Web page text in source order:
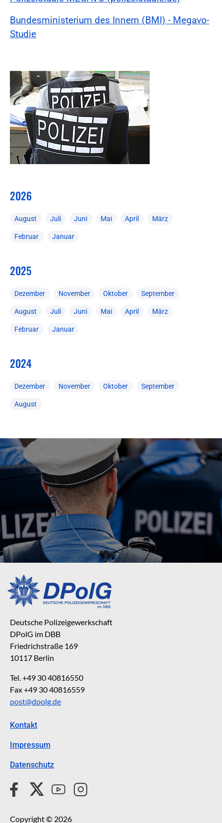
Bundesministerium des Innern (BMI) - Megavo-
Studie
2026
August Juli Juni Mai April März
Februar Januar
2025
Dezember November Oktober September
August Juli Juni Mai April März
Februar Januar
2024
Dezember November Oktober September
August
Deutsche Polizeigewerkschaft
DPolG im DBB
Friedrichstraße 169
10117 Berlin
Tel. +49 30 40816550
Fax +49 30 40816559
post@dpolg.de
Kontakt
Impressum
Datenschutz
Copyright © 2026